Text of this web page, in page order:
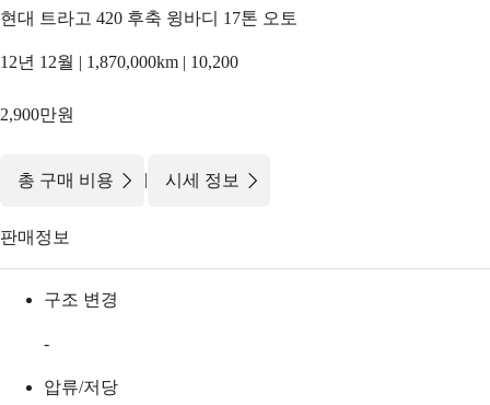
현대 트라고 420 후축 윙바디 17톤 오토
12년 12월 | 1,870,000km | 10,200
2,900만원
총 구매 비용 | 시세 정보
판매정보
구조 변경
-
압류/저당